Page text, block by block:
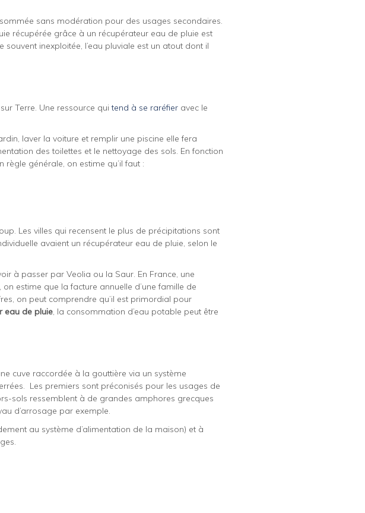
sans modération pour des usages secondaires.
récupérée grâce à un récupérateur eau de pluie est
inexploitée, l’eau pluviale est un atout dont il
Terre. Une ressource quitend à se raréfier avec le
laver la voiture et remplir une piscine elle fera
des toilettes et le nettoyage des sols. En fonction
règle générale, on estime qu’il faut :
Les villes qui recensent le plus de précipitations sont
avaient un récupérateur eau de pluie, selon le
à passer par Veolia ou la Saur. En France, une
estime que la facture annuelle d’une famille de
on peut comprendre qu’il est primordial pour
eau de pluie, la consommation d’eau potable peut être
cuve raccordée à la gouttière via un système
Les premiers sont préconisés pour les usages de
sols ressemblent à de grandes amphores grecques
d’arrosage par exemple.
au système d’alimentation de la maison) et à